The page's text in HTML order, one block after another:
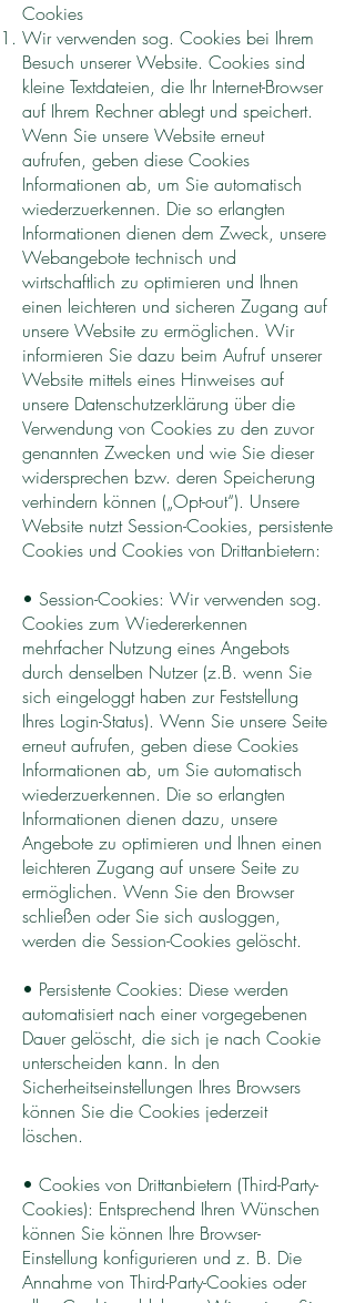
Cookies
Wir verwenden sog. Cookies bei Ihrem
Besuch unserer Website. Cookies sind
kleine Textdateien, die Ihr Internet-Browser
auf Ihrem Rechner ablegt und speichert.
Wenn Sie unsere Website erneut
aufrufen, geben diese Cookies
Informationen ab, um Sie automatisch
wiederzuerkennen. Die so erlangten
Informationen dienen dem Zweck, unsere
Webangebote technisch und
wirtschaftlich zu optimieren und Ihnen
einen leichteren und sicheren Zugang auf
unsere Website zu ermöglichen. Wir
informieren Sie dazu beim Aufruf unserer
Website mittels eines Hinweises auf
unsere Datenschutzerklärung über die
Verwendung von Cookies zu den zuvor
genannten Zwecken und wie Sie dieser
widersprechen bzw. deren Speicherung
verhindern können („Opt-out“). Unsere
Website nutzt Session-Cookies, persistente
Cookies und Cookies von Drittanbietern:
• Session-Cookies: Wir verwenden sog.
Cookies zum Wiedererkennen
mehrfacher Nutzung eines Angebots
durch denselben Nutzer (z.B. wenn Sie
sich eingeloggt haben zur Feststellung
Ihres Login-Status). Wenn Sie unsere Seite
erneut aufrufen, geben diese Cookies
Informationen ab, um Sie automatisch
wiederzuerkennen. Die so erlangten
Informationen dienen dazu, unsere
Angebote zu optimieren und Ihnen einen
leichteren Zugang auf unsere Seite zu
ermöglichen. Wenn Sie den Browser
schließen oder Sie sich ausloggen,
werden die Session-Cookies gelöscht.
• Persistente Cookies: Diese werden
automatisiert nach einer vorgegebenen
Dauer gelöscht, die sich je nach Cookie
unterscheiden kann. In den
Sicherheitseinstellungen Ihres Browsers
können Sie die Cookies jederzeit
löschen.
• Cookies von Drittanbietern (Third-Party-
Cookies): Entsprechend Ihren Wünschen
können Sie können Ihre Browser-
Einstellung konfigurieren und z. B. Die
Annahme von Third-Party-Cookies oder